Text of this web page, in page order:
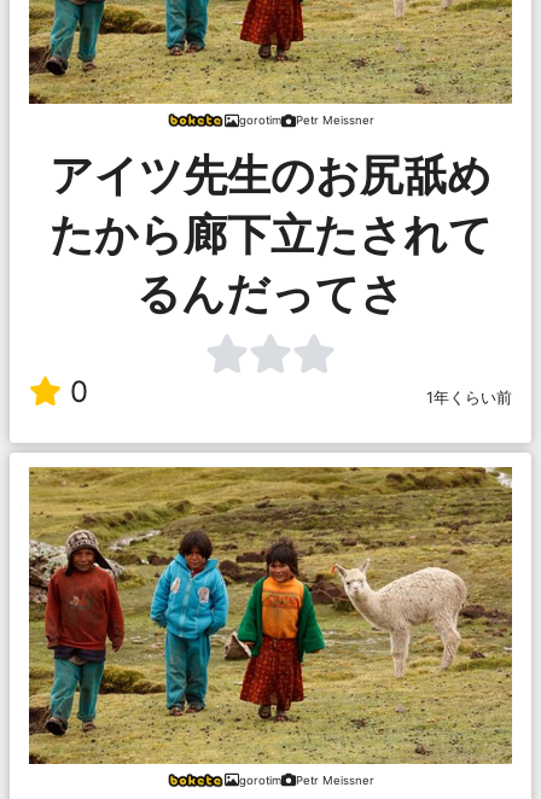
gorotim Petr Meissner
アイツ先生のお尻舐め
たから廊下立たされて
るんだってさ
0 1年くらい前
gorotim Petr Meissner